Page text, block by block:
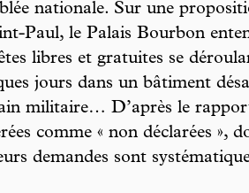
nationale. Sur une
Paul, le Palais Bourbon
libres et gratuites se
jours dans un bâtiment
militaire… D’après le
comme « non déclarées »,
demandes sont